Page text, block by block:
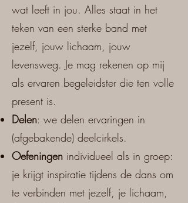
wat leeft in jou. Alles staat in het
teken van een sterke band met
jezelf, jouw lichaam, jouw
levensweg. Je mag rekenen op mij
als ervaren begeleidster die ten volle
present is.
Delen: we delen ervaringen in
(afgebakende) deelcirkels.
Oefeningen individueel als in groep:
je krijgt inspiratie tijdens de dans om
te verbinden met jezelf, je lichaam,